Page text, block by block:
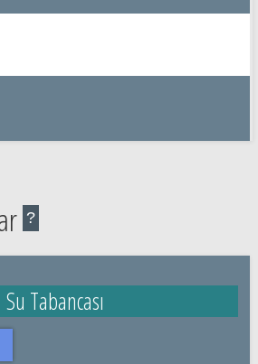
?
Su Tabancası